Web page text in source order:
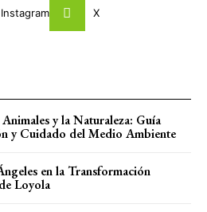
Instagram X
y la Naturaleza: Guía
y Cuidado del Medio Ambiente
en la Transformación
Loyola